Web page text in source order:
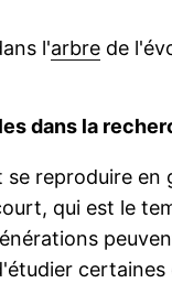
l'arbre de
dans la
reproduire en
qui est le
certaines